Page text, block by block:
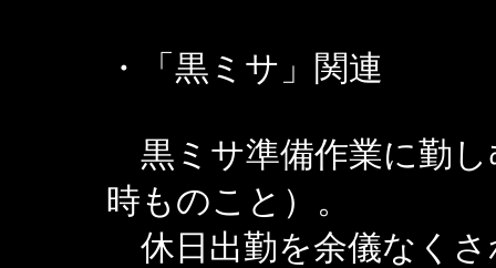
・「黒ミサ」関連
黒ミサ準備作業に勤し
時ものこと）。
休日出勤を余儀なく